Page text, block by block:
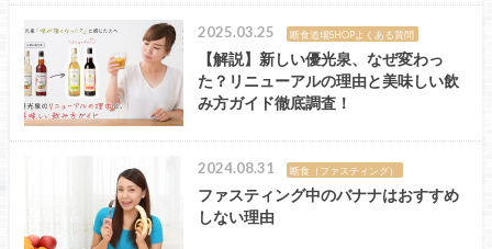
2025.03.25 断食道場SHOPよくある質問
【解説】新しい優光泉、なぜ変わっ
た？リニューアルの理由と美味しい飲
み方ガイド徹底調査！
2024.08.31 断食（ファスティング）
ファスティング中のバナナはおすすめ
しない理由